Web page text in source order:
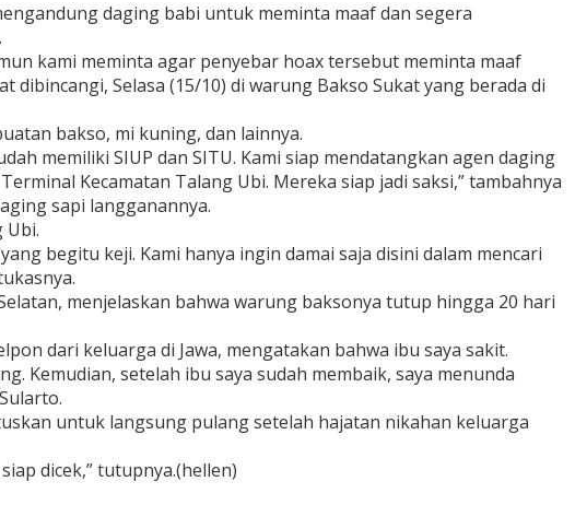
daging babi untuk meminta maaf dan segera
kami meminta agar penyebar hoax tersebut meminta maaf
Selasa (15/10) di warung Bakso Sukat yang berada di
bakso, mi kuning, dan lainnya.
memiliki SIUP dan SITU. Kami siap mendatangkan agen daging
Kecamatan Talang Ubi. Mereka siap jadi saksi,” tambahnya
sapi langganannya.
Ubi.
begitu keji. Kami hanya ingin damai saja disini dalam mencari
menjelaskan bahwa warung baksonya tutup hingga 20 hari
dari keluarga di Jawa, mengatakan bahwa ibu saya sakit.
Kemudian, setelah ibu saya sudah membaik, saya menunda
untuk langsung pulang setelah hajatan nikahan keluarga
dicek,” tutupnya.(hellen)